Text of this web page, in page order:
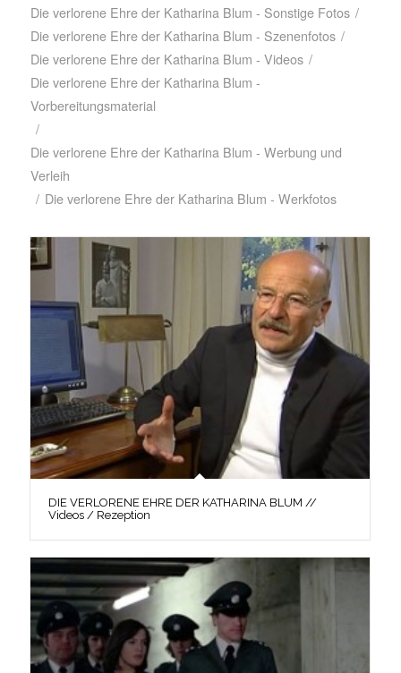
Die verlorene Ehre der Katharina Blum - Sonstige Fotos /
Die verlorene Ehre der Katharina Blum - Szenenfotos /
Die verlorene Ehre der Katharina Blum - Videos /
Die verlorene Ehre der Katharina Blum -
Vorbereitungsmaterial
/
Die verlorene Ehre der Katharina Blum - Werbung und
Verleih
/ Die verlorene Ehre der Katharina Blum - Werkfotos
DIE VERLORENE EHRE DER KATHARINA BLUM //
Videos / Rezeption